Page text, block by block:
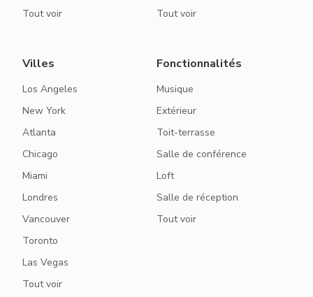
Tout voir
Tout voir
Villes
Los Angeles
New York
Atlanta
Chicago
Miami
Londres
Vancouver
Toronto
Las Vegas
Tout voir
Fonctionnalités
Musique
Extérieur
Toit-terrasse
Salle de conférence
Loft
Salle de réception
Tout voir